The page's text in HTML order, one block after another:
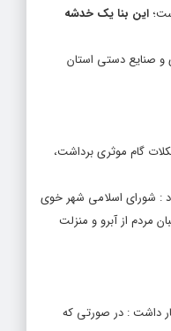
این بنا یک خدشه
و صنایع دستی استان
گام موثری برداشت،
: شورای اسلامی شهر خوی
مردم از آبرو و منزلت
داشت : در صورتی که